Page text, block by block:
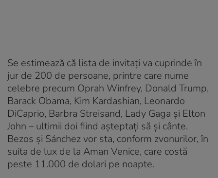
Se estimează că lista de invitați va cuprinde în
jur de 200 de persoane, printre care nume
celebre precum Oprah Winfrey, Donald Trump,
Barack Obama, Kim Kardashian, Leonardo
DiCaprio, Barbra Streisand, Lady Gaga și Elton
John – ultimii doi fiind așteptați să și cânte.
Bezos și Sánchez vor sta, conform zvonurilor, în
suita de lux de la Aman Venice, care costă
peste 11.000 de dolari pe noapte.